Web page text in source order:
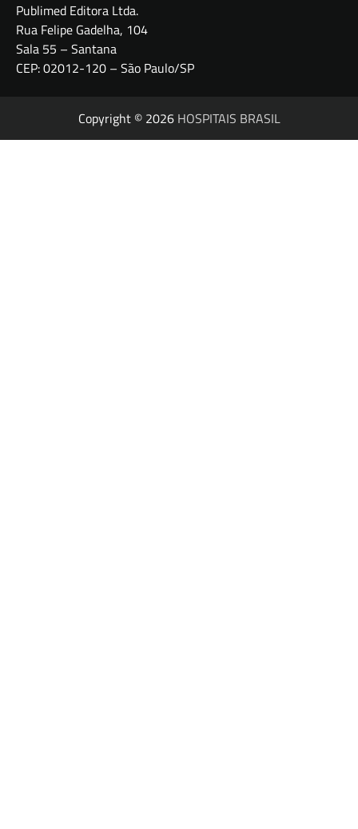
Publimed Editora Ltda.
Rua Felipe Gadelha, 104
Sala 55 – Santana
CEP: 02012-120 – São Paulo/SP
Copyright © 2026 HOSPITAIS BRASIL